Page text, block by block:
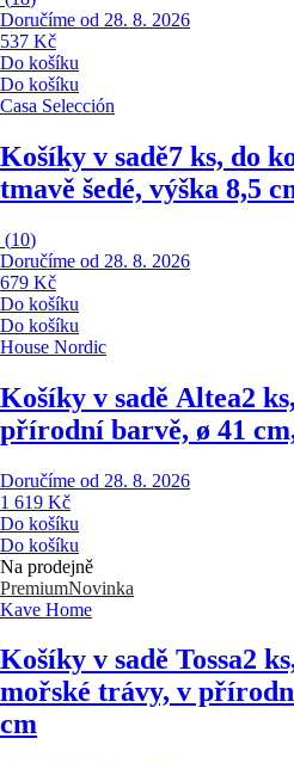
Doručíme od 28. 8. 2026
537 Kč
Do košíku
Do košíku
Casa Selección
Košíky v sadě7 ks, do
tmavě šedé, výška 8,5
(10)
Doručíme od 28. 8. 2026
679 Kč
Do košíku
Do košíku
House Nordic
Košíky v sadě Altea2
přírodní barvě, ø 41
Doručíme od 28. 8. 2026
1 619 Kč
Do košíku
Do košíku
Na prodejně
PremiumNovinka
Kave Home
Košíky v sadě Tossa2
mořské trávy, v
cm